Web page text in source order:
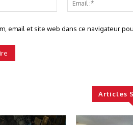
:*
email et site web dans ce navigateur
Articles